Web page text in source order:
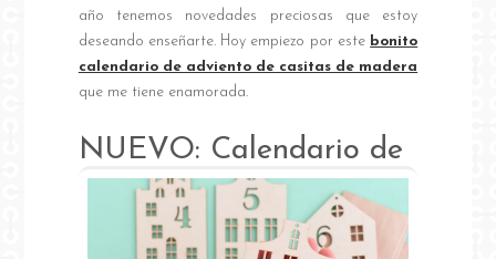
año tenemos novedades preciosas que estoy
deseando enseñarte. Hoy empiezo por este bonito
calendario de adviento de casitas de madera
que me tiene enamorada.
NUEVO: Calendario de